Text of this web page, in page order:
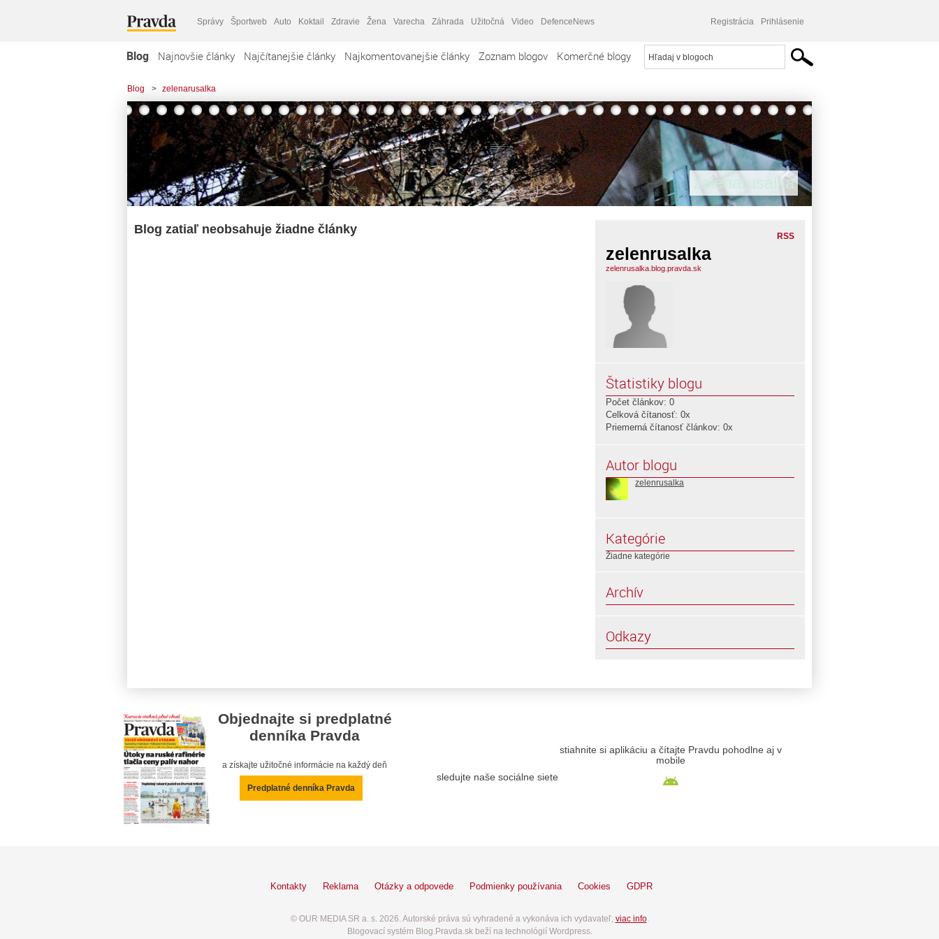
Správy Športweb Auto Koktail Zdravie Žena Varecha Záhrada Užitočná Video DefenceNews Registrácia Prihlásenie
Blog Najnovšie články Najčítanejšie články Najkomentovanejšie články Zoznam blogov Komerčné blogy
Blog > zelenarusalka
zelenarusalka
Blog zatiaľ neobsahuje žiadne články RSS
zelenrusalka
zelenrusalka.blog.pravda.sk
Štatistiky blogu
Počet článkov: 0
Celková čítanosť: 0x
Priemerná čítanosť článkov: 0x
Autor blogu
zelenrusalka
Kategórie
Žiadne kategórie
Archív
Odkazy
Objednajte si predplatné
denníka Pravda
a získajte užitočné informácie na každý deň
Predplatné denníka Pravda
sledujte naše sociálne siete
stiahnite si aplikáciu a čítajte Pravdu pohodlne aj v
mobile
Kontakty Reklama Otázky a odpovede Podmienky používania Cookies GDPR
© OUR MEDIA SR a. s. 2026. Autorské práva sú vyhradené a vykonáva ich vydavateľ, viac info.
Blogovací systém Blog.Pravda.sk beží na technológií Wordpress.